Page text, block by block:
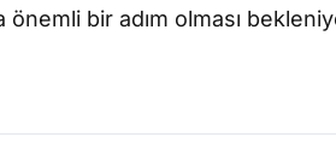
önemli bir adım olması